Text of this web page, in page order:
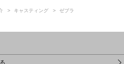
キャスティング ゼブラ